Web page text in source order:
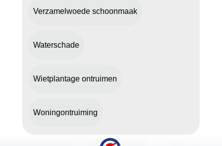
Verzamelwoede schoonmaak
Waterschade
Wietplantage ontruimen
Woningontruiming